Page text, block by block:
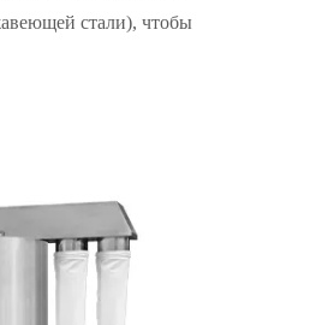
стали), чтобы